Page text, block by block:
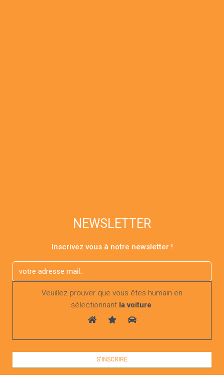
NEWSLETTER
Inscrivez vous à notre newsletter !
Veuillez prouver que vous êtes humain en
sélectionnantla voiture.